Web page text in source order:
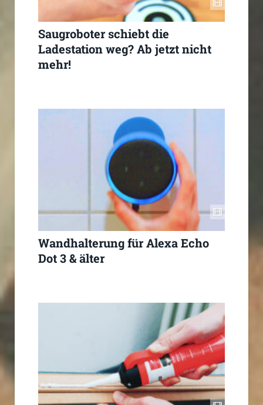
Saugroboter schiebt die
Ladestation weg? Ab jetzt nicht
mehr!
Wandhalterung für Alexa Echo
Dot 3 & älter